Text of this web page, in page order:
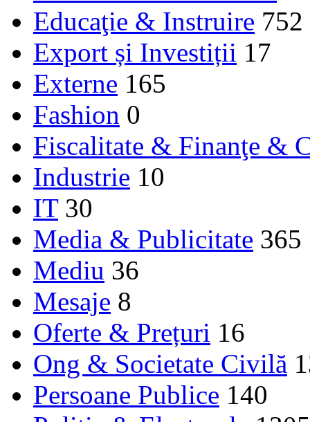
Educaţie & Instruire 752
Export și Investiții 17
Externe 165
Fashion 0
Fiscalitate & Finanţe &
Industrie 10
IT 30
Media & Publicitate 365
Mediu 36
Mesaje 8
Oferte & Prețuri 16
Ong & Societate Civilă
Persoane Publice 140